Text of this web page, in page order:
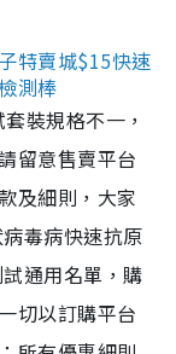
特賣城$15快速
測棒
裝規格不一，
留意售賣平台
及細則，大家
毒病快速抗原
通用名單，購
切以訂購平台